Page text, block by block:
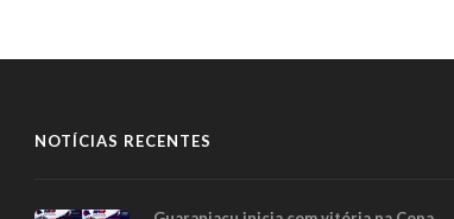
NOTÍCIAS RECENTES